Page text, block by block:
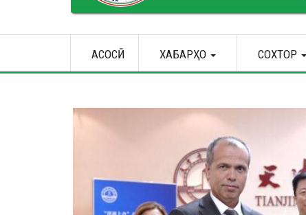
navigation
АСОСӢ ХАБАРҲО СОХТОР